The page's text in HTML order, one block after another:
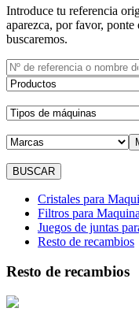
Introduce tu referencia
aparezca, por favor,
buscaremos.
Cristales para
Filtros para
Juegos de juntas
Resto de recambios
Resto de recambios